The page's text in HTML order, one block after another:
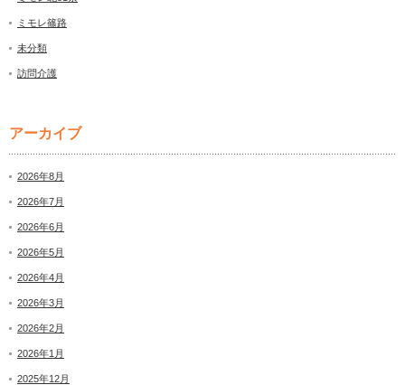
ミモレ篠路
未分類
訪問介護
アーカイブ
2026年8月
2026年7月
2026年6月
2026年5月
2026年4月
2026年3月
2026年2月
2026年1月
2025年12月